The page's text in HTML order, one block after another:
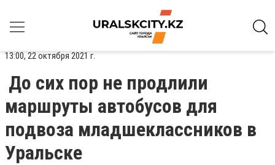
13:00, 22 октября 2021 г.
До сих пор не продлили
маршруты автобусов для
подвоза младшеклассников в
Уральске